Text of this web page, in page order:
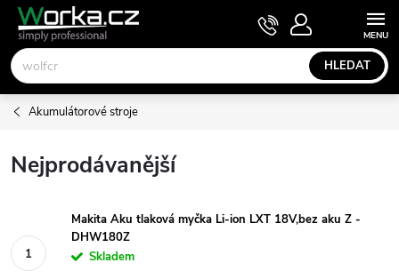
Přejít
obsah
HLEDAT
NÁKUPNÍ
KOŠÍK
Akumulátorové stroje
Nejprodávanější
Makita Aku tlaková myčka Li-ion LXT 18V,bez aku Z -
DHW180Z
Skladem